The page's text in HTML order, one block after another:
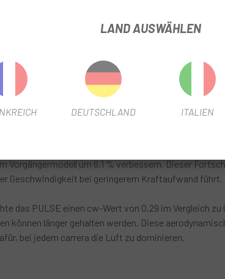
und 65-Tonnen-Carbon haben wir
und agiles Ansprechverhalten.
und effiziente Reaktion und sorgen für ein präzises
las und bietet Traktion und Komfort, um die
ein neues Niveau. Dank eines optimierten
Vorgängermodell um 6,1 % verbessern. Dieser
Geschwindigkeit bei geringerem Kraftaufwand führt.
das PULSE einen cw-Wert von 0,29 im Vergleich
können länger gehalten werden. Diese
bei jedem carrera die Luft zu dominieren.
LAND AUSWÄHLEN
DEUTSCHLAND ITALIEN